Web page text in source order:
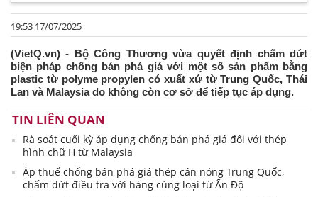
19:53 17/07/2025
(VietQ.vn) - Bộ Công Thương vừa quyết định chấm dứt
biện pháp chống bán phá giá với một số sản phẩm bằng
plastic từ polyme propylen có xuất xứ từ Trung Quốc, Thái
Lan và Malaysia do không còn cơ sở để tiếp tục áp dụng.
TIN LIÊN QUAN
Rà soát cuối kỳ áp dụng chống bán phá giá đối với thép
hình chữ H từ Malaysia
Áp thuế chống bán phá giá thép cán nóng Trung Quốc,
chấm dứt điều tra với hàng cùng loại từ Ấn Độ